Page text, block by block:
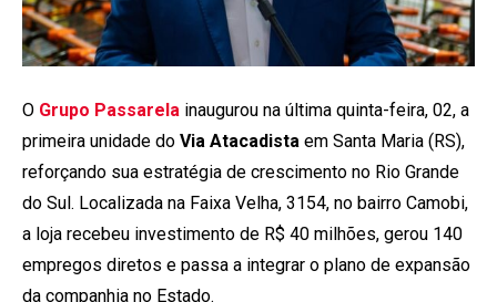
O Grupo Passarela inaugurou na última quinta-feira, 02, a
primeira unidade do Via Atacadista em Santa Maria (RS),
reforçando sua estratégia de crescimento no Rio Grande
do Sul. Localizada na Faixa Velha, 3154, no bairro Camobi,
a loja recebeu investimento de R$ 40 milhões, gerou 140
empregos diretos e passa a integrar o plano de expansão
da companhia no Estado.